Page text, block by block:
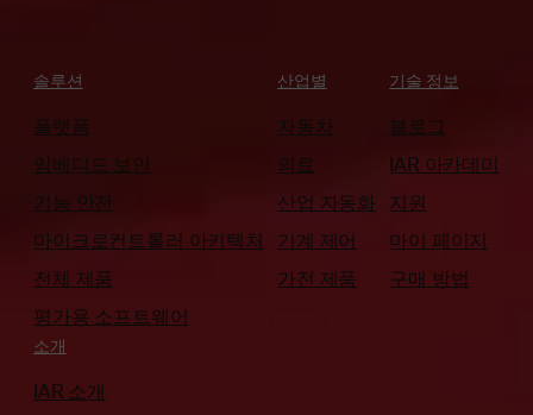
솔루션
플랫폼
임베디드 보안
기능 안전
마이크로컨트롤러 아키텍처
전체 제품
평가용 소프트웨어
산업별
자동차
의료
산업 자동화
기계 제어
가전 제품
기술 정보
블로그
IAR 아카데미
지원
마이 페이지
구매 방법
소개
IAR 소개